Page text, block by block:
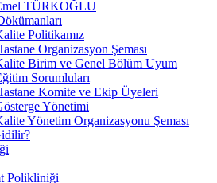
TÜRKOĞLU
Politikamız
Organizasyon Şeması
Birim ve Genel Bölüm Uyum
Sorumluları
Komite ve Ekip Üyeleri
Yönetimi
Yönetim Organizasyonu Şeması
Polikliniği